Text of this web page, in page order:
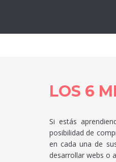
LOS 6
Si estás
posibilidad de
en cada una de
desarrollar webs o